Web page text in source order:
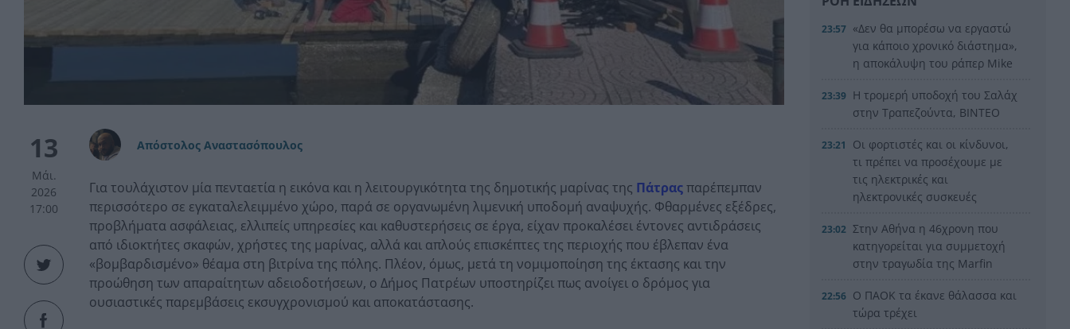
13
Μάι.
2026
17:00
Απόστολος Αναστασόπουλος
Για τουλάχιστον μία πενταετία η εικόνα και η λειτουργικότητα της δημοτικής μαρίνας της Πάτραςπαρέπεμπαν
περισσότερο σε εγκαταλελειμμένο χώρο, παρά σε οργανωμένη λιμενική υποδομή αναψυχής. Φθαρμένες εξέδρες,
προβλήματα ασφάλειας, ελλιπείς υπηρεσίες και καθυστερήσεις σε έργα, είχαν προκαλέσει έντονες αντιδράσεις
από ιδιοκτήτες σκαφών, χρήστες της μαρίνας, αλλά και απλούς επισκέπτες της περιοχής που έβλεπαν ένα
«βομβαρδισμένο» θέαμα στη βιτρίνα της πόλης. Πλέον, όμως, μετά τη νομιμοποίηση της έκτασης και την
προώθηση των απαραίτητων αδειοδοτήσεων, ο Δήμος Πατρέων υποστηρίζει πως ανοίγει ο δρόμος για
ουσιαστικές παρεμβάσεις εκσυγχρονισμού και αποκατάστασης.
23:57 «Δεν θα μπορέσω να εργαστώ
για κάποιο χρονικό διάστημα»,
η αποκάλυψη του ράπερ Mike
23:39 Η τρομερή υποδοχή του Σαλάχ
στην Τραπεζούντα, ΒΙΝΤΕΟ
23:21
Οι φορτιστές και οι κίνδυνοι,
τι πρέπει να προσέχουμε με
τις ηλεκτρικές και
ηλεκτρονικές συσκευές
23:02 Στην Αθήνα η 46χρονη που
κατηγορείται για συμμετοχή
στην τραγωδία της Marfin
22:56 Ο ΠΑΟΚ τα έκανε θάλασσα και
τώρα τρέχει